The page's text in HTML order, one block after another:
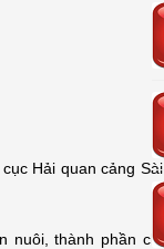
Hải quan cảng
thành phần